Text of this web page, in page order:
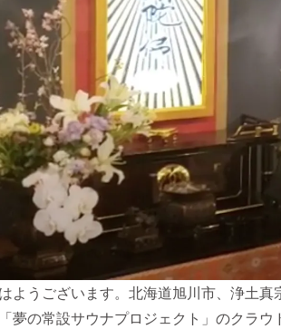
ようございます。北海道旭川市、浄土
夢の常設サウナプロジェクト」のクラ